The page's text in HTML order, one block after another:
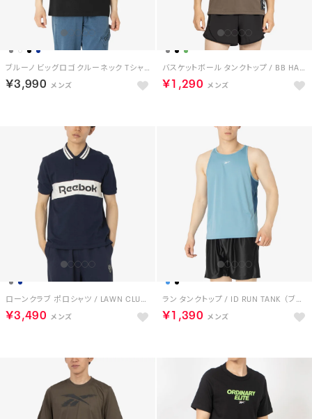
ブルーノ ビッグロゴ クルーネック Tシャツ / BRUNO BIG LOGO CREW NECK SS TEE （ブラック）
￥3,990
バスケットボール タンクトップ / BB HALF COURT TANK （アーミーグリーン）
￥1,290
ローンクラブ ポロシャツ / LAWN CLUB POLO （ネイビー）
￥3,490
ラン タンクトップ / ID RUN TANK （ブルー）
￥1,390